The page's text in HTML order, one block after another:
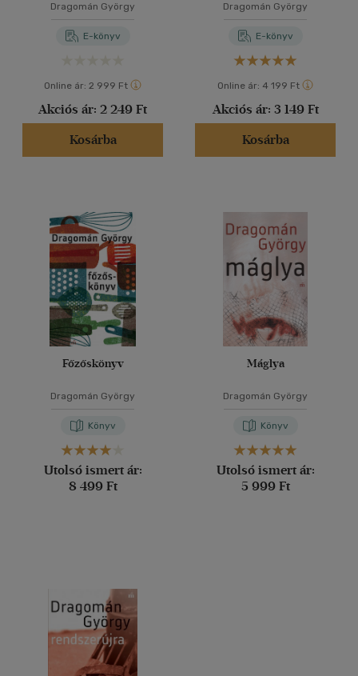
Dragomán György
E-könyv
Online ár: 2 999 Ft
Akciós ár: 2 249 Ft
Kosárba
Dragomán György
E-könyv
Online ár: 4 199 Ft
Akciós ár: 3 149 Ft
Kosárba
Főzőskönyv
Dragomán György
Könyv
Utolsó ismert ár:
8 499 Ft
Máglya
Dragomán György
Könyv
Utolsó ismert ár:
5 999 Ft